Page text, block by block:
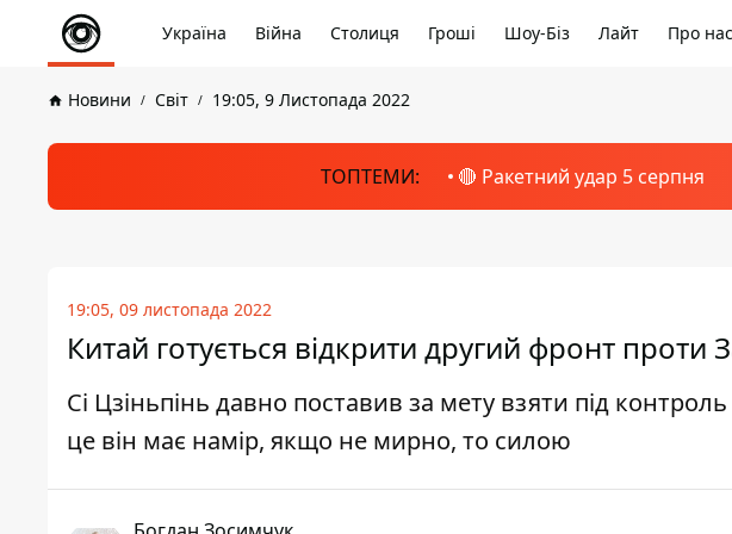
Україна Війна Столиця Гроші Шоу-Біз Лайт Про нас
Новини Світ 19:05, 9 Листопада 2022
ТОПТЕМИ: 🔴 Ракетний удар 5 серпня
19:05, 09 листопада 2022
Китай готується відкрити другий фронт проти
Сі Цзіньпінь давно поставив за мету взяти під
це він має намір, якщо не мирно, то силою